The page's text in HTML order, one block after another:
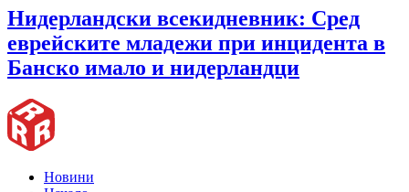
Нидерландски всекидневник: Сред
еврейските младежи при инцидента в
Банско имало и нидерландци
Новини